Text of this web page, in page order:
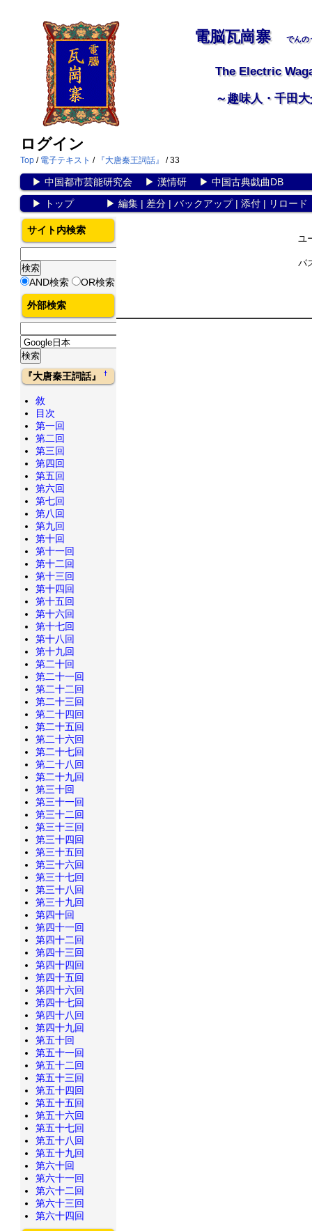
電脳瓦崗寨 でんの
The Electric
～趣味人・千田
ログイン
Top / 電子テキスト / 『大唐秦王詞話』 / 33
▶ 中国都市芸能研究会▶ 漢情研▶ 中国古典戯曲DB
▶
トップ▶ 編集| 差分| バックアップ| 添付| リロード
ユ
パ
サイト内検索
AND検索 OR検索
外部検索
『大唐秦王詞話』†
敘
目次
第一回
第二回
第三回
第四回
第五回
第六回
第七回
第八回
第九回
第十回
第十一回
第十二回
第十三回
第十四回
第十五回
第十六回
第十七回
第十八回
第十九回
第二十回
第二十一回
第二十二回
第二十三回
第二十四回
第二十五回
第二十六回
第二十七回
第二十八回
第二十九回
第三十回
第三十一回
第三十二回
第三十三回
第三十四回
第三十五回
第三十六回
第三十七回
第三十八回
第三十九回
第四十回
第四十一回
第四十二回
第四十三回
第四十四回
第四十五回
第四十六回
第四十七回
第四十八回
第四十九回
第五十回
第五十一回
第五十二回
第五十三回
第五十四回
第五十五回
第五十六回
第五十七回
第五十八回
第五十九回
第六十回
第六十一回
第六十二回
第六十三回
第六十四回